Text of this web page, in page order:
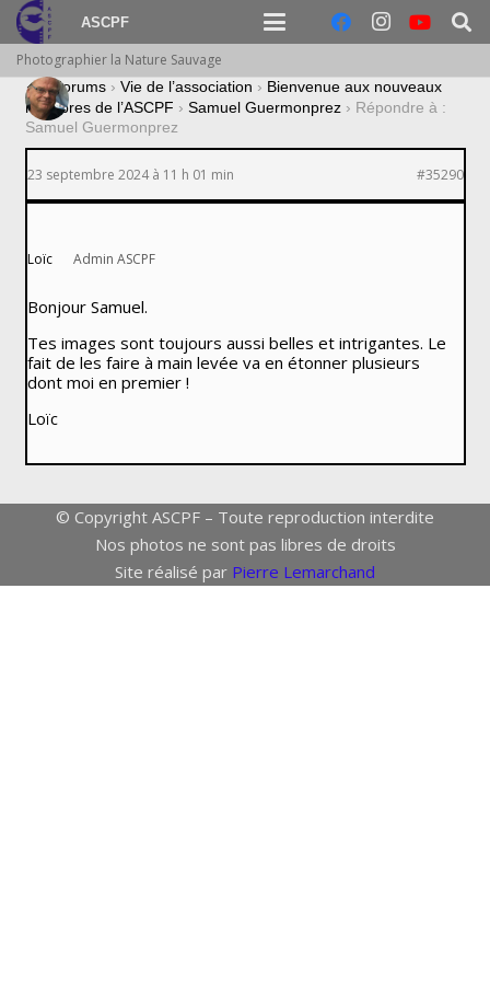
ASCPF
Photographier la Nature Sauvage
› Forums › Vie de l’association › Bienvenue aux nouveaux
membres de l’ASCPF › Samuel Guermonprez › Répondre à :
Samuel Guermonprez
23 septembre 2024 à 11 h 01 min #35290
Loïc Admin ASCPF
Bonjour Samuel.
Tes images sont toujours aussi belles et intrigantes. Le
fait de les faire à main levée va en étonner plusieurs
dont moi en premier !
Loïc
© Copyright ASCPF – Toute reproduction interdite
Nos photos ne sont pas libres de droits
Site réalisé par Pierre Lemarchand